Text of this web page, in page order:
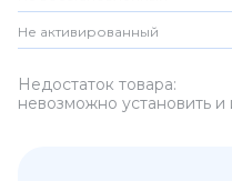
Не активированный
Недостаток товара:
невозможно установить и